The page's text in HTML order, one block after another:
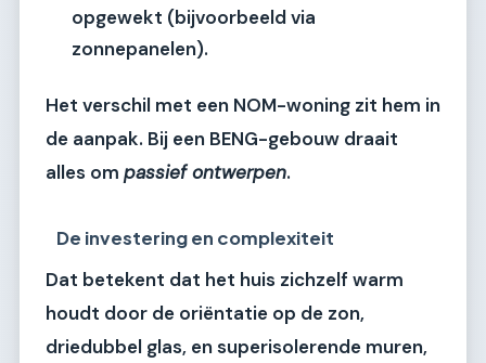
opgewekt (bijvoorbeeld via
zonnepanelen).
Het verschil met een NOM-woning zit hem in
de aanpak. Bij een BENG-gebouw draait
alles om passief ontwerpen.
De investering en complexiteit
Dat betekent dat het huis zichzelf warm
houdt door de oriëntatie op de zon,
driedubbel glas, en superisolerende muren,